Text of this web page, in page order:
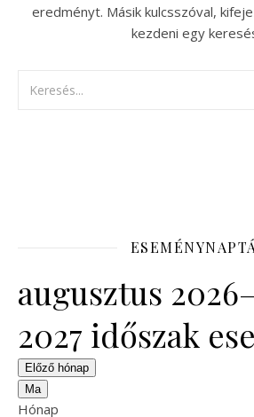
eredményt. Másik kulcsszóval,
kezdeni egy
augusztus
2027 időszak
Előző hónap
Ma
Hónap